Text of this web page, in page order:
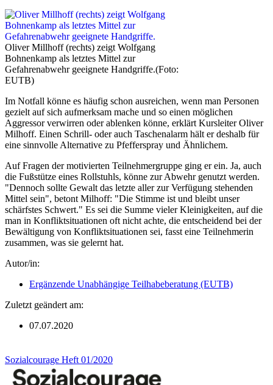
Oliver Millhoff (rechts) zeigt Wolfgang
Bohnenkamp als letztes Mittel zur
Gefahrenabwehr geeignete Handgriffe.(Foto:
EUTB)
Im Notfall könne es häufig schon ausreichen, wenn man Personen
gezielt auf sich aufmerksam mache und so einen möglichen
Aggressor verwirren oder ablenken könne, erklärt Kursleiter Oliver
Milhoff. Einen Schrill- oder auch Taschenalarm hält er deshalb für
eine sinnvolle Alternative zu Pfefferspray und Ähnlichem.
Auf Fragen der motivierten Teilnehmergruppe ging er ein. Ja, auch
die Fußstütze eines Rollstuhls, könne zur Abwehr genutzt werden.
"Dennoch sollte Gewalt das letzte aller zur Verfügung stehenden
Mittel sein", betont Milhoff: "Die Stimme ist und bleibt unser
schärfstes Schwert." Es sei die Summe vieler Kleinigkeiten, auf die
man in Konfliktsituationen oft nicht achte, die entscheidend bei der
Bewältigung von Konfliktsituationen sei, fasst eine Teilnehmerin
zusammen, was sie gelernt hat.
Autor/in:
Ergänzende Unabhängige Teilhabeberatung (EUTB)
Zuletzt geändert am:
07.07.2020
Sozialcourage Heft 01/2020